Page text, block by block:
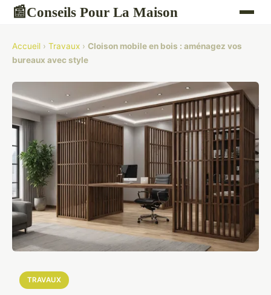
📰Conseils Pour La Maison
Accueil › Travaux › Cloison mobile en bois : aménagez vos
bureaux avec style
TRAVAUX